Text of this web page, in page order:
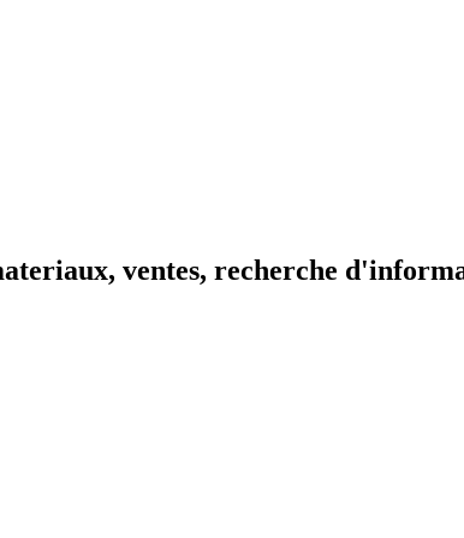
ventes, recherche